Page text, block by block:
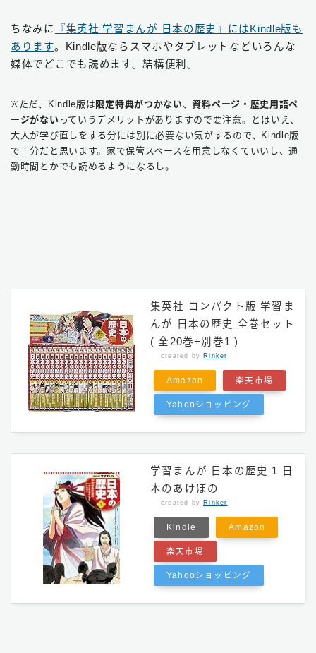
ちなみに
『集英社 学習まんが 日本の歴史』にはKindle版も
あります。Kindle版ならスマホやタブレットなどいろんな
媒体でどこでも読めます。結構便利。
※ただ、Kindle版は限定特典がつかない、資料ページ・歴史用語ペ
ージがない っていうデメリットがありますので要注意。とはいえ、
大人が学び直しをする分には別に必要ない気がするので、Kindle版
で十分だと思います。家で保管スペースを用意しなくていいし、通
勤時間とかでも読めるようになるし。
集英社 コンパクト版 学習ま
んが 日本の歴史 全巻セット
( 全20巻+別巻1 )
created by Rinker
Amazon 楽天市場
Yahooショッピング
学習まんが 日本の歴史 1 日
本のあけぼの
created by Rinker
Kindle Amazon
楽天市場
Yahooショッピング